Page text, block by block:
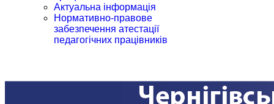
Актуальна інформація
Нормативно-правове
забезпечення атестації
педагогічних працівників